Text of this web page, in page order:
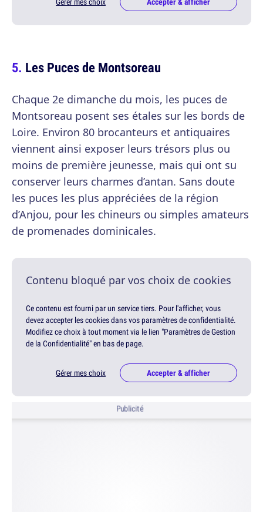
Les Puces de Montsoreau
Chaque 2e dimanche du mois, les puces de
Montsoreau posent ses étales sur les bords de
Loire. Environ 80 brocanteurs et antiquaires
viennent ainsi exposer leurs trésors plus ou
moins de première jeunesse, mais qui ont su
conserver leurs charmes d’antan. Sans doute
les puces les plus appréciées de la région
d’Anjou, pour les chineurs ou simples amateurs
de promenades dominicales.
Contenu bloqué par vos choix de cookies
Ce contenu est fourni par un service tiers. Pour l'afficher, vous
devez accepter les cookies dans vos paramètres de confidentialité.
Modifiez ce choix à tout moment via le lien "Paramètres de Gestion
de la Confidentialité" en bas de page.
Gérer mes choix Accepter & afficher
Publicité